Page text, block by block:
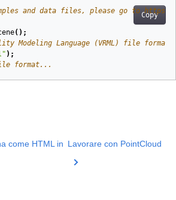
Copy
and data files, please go to https://
();
Modeling Language (VRML) file format
);
format...
come HTML in Lavorare con PointCloud